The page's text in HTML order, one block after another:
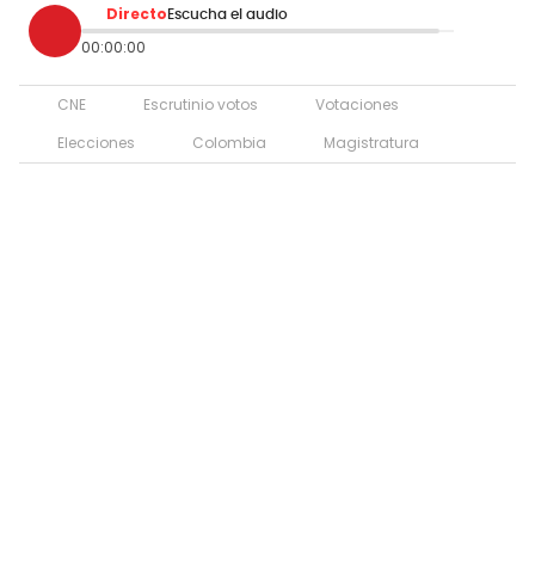
Directo Escucha el audio
00:00:00
CNE Escrutinio votos
Votaciones
Elecciones
Colombia Magistratura